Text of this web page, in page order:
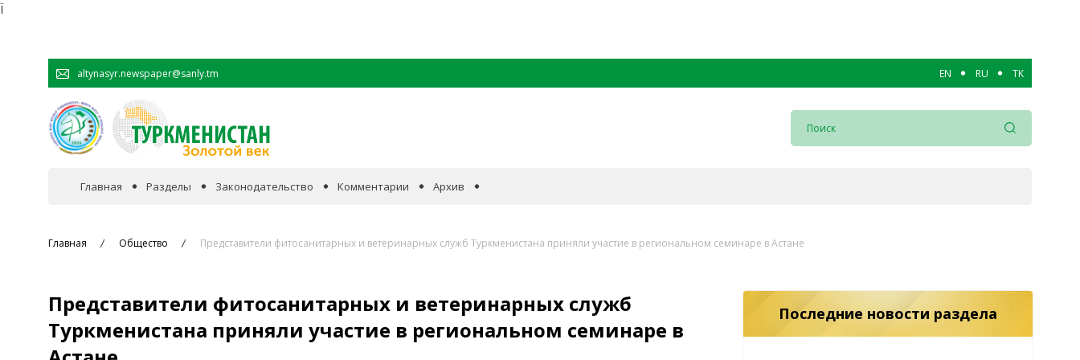
Ï
altynasyr.newspaper@sanly.tm EN RU TK
Главная Разделы
Сотрудничество
Законодательство Комментарии Архив
Главная Общество Представители фитосанитарных и ветеринарных служб Туркменистана приняли участие в региональном семинаре в Астане
Представители фитосанитарных и ветеринарных служб
Туркменистана приняли участие в региональном семинаре в
Последние новости раздела